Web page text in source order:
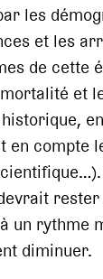
les
et les
de cette
et
en compte
un rythme
diminuer.